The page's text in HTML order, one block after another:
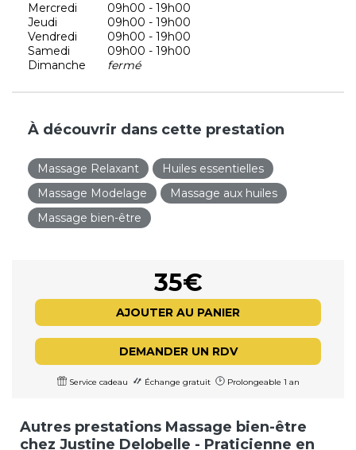
Mercredi
09h00 - 19h00
Jeudi
09h00 - 19h00
Vendredi
09h00 - 19h00
Samedi
09h00 - 19h00
Dimanche
fermé
À découvrir dans cette prestation
Massage Relaxant
Huiles essentielles
Massage Modelage
Massage aux huiles
Massage bien-être
35€
AJOUTER AU PANIER
DEMANDER UN RDV
Service cadeau Échange gratuit Prolongeable 1 an
Autres prestations Massage bien-être
chez Justine Delobelle - Praticienne en